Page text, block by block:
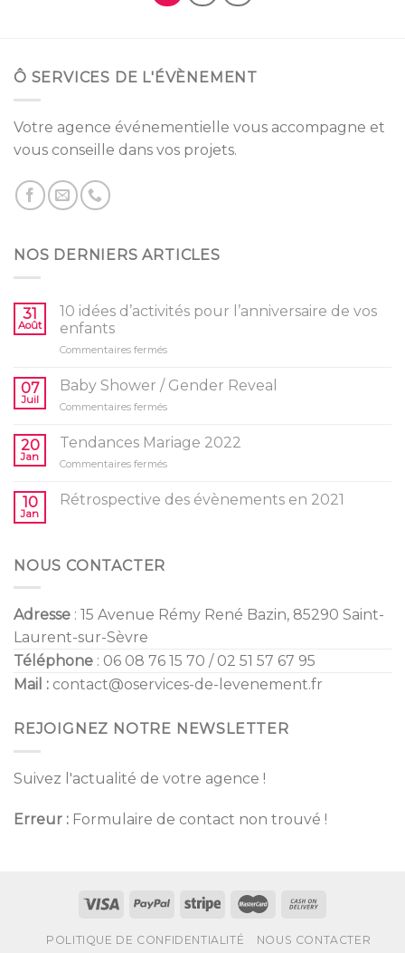
Ô SERVICES DE L'ÉVÈNEMENT
Votre agence événementielle vous accompagne et
vous conseille dans vos projets.
NOS DERNIERS ARTICLES
31
Août
10 idées d’activités pour l’anniversaire de vos
enfants
Commentaires ferméssur
idées
d’activités
pour
de
enfants
07
Juil
Baby Shower / Gender Reveal
Commentaires ferméssur
Shower
/
Gender
20
Jan
Tendances Mariage 2022
Commentaires ferméssur
Mariage
2022
10
Jan
Rétrospective des évènements en 2021
NOUS CONTACTER
Adresse : 15 Avenue Rémy René Bazin, 85290 Saint-
Laurent-sur-Sèvre
Téléphone : 06 08 76 15 70 / 02 51 57 67 95
Mail : contact@oservices-de-levenement.fr
REJOIGNEZ NOTRE NEWSLETTER
Suivez l'actualité de votre agence !
Erreur : Formulaire de contact non trouvé !
POLITIQUE DE CONFIDENTIALITÉ NOUS CONTACTER